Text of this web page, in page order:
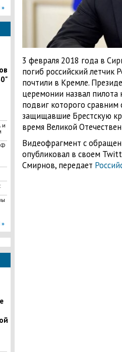
и
3 февраля 2018 года в
погиб российский летчик
почтили в Кремле.
церемонии назвал
подвиг которого сравним
защищавшие Брестскую
время Великой
Видеофрагмент с
опубликовал в своем
Смирнов, передает